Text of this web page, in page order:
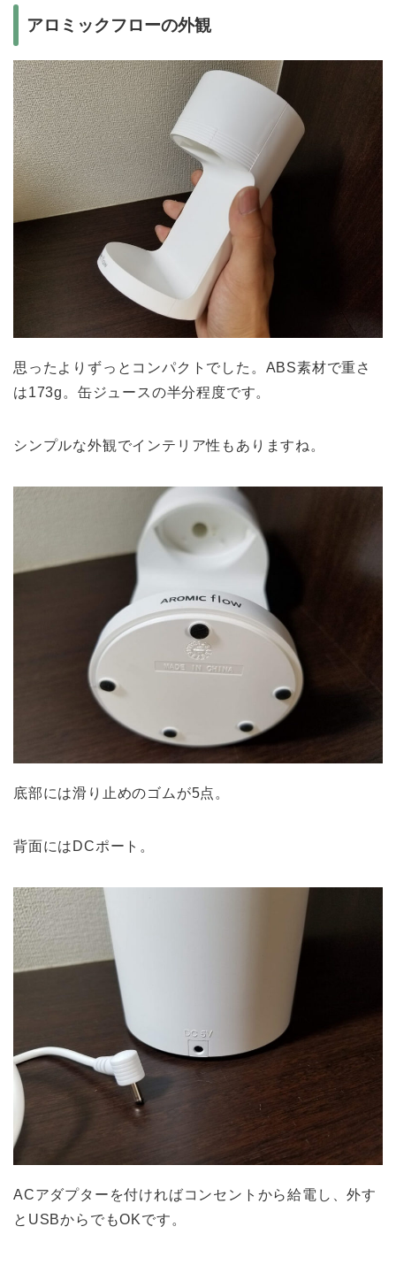
アロミックフローの外観
思ったよりずっとコンパクトでした。ABS素材で重さ
は173g。缶ジュースの半分程度です。
シンプルな外観でインテリア性もありますね。
底部には滑り止めのゴムが5点。
背面にはDCポート。
ACアダプターを付ければコンセントから給電し、外す
とUSBからでもOKです。